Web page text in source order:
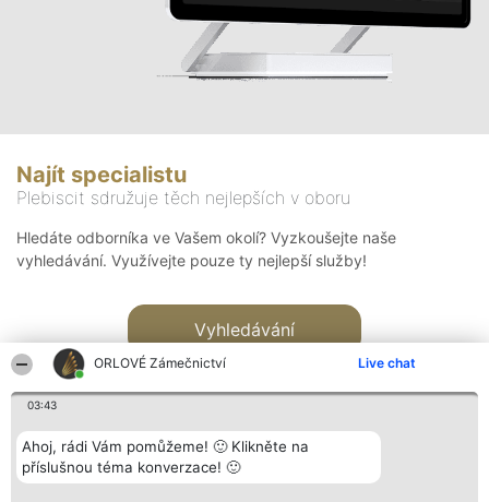
ORLOVÉ Zámečnictví Live chat
03:43
Ahoj, rádi Vám pomůžeme! 🙂 Klikněte na
příslušnou téma konverzace! 🙂
Najít specialistu
Plebiscit sdružuje těch nejlepších v oboru
Hledáte odborníka ve Vašem okolí? Vyzkoušejte naše
vyhledávání. Využívejte pouze ty nejlepší služby!
Vyhledávání